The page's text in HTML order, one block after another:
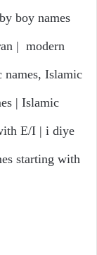
boy names
| modern
names, Islamic
| Islamic
E/I | i diye
starting with